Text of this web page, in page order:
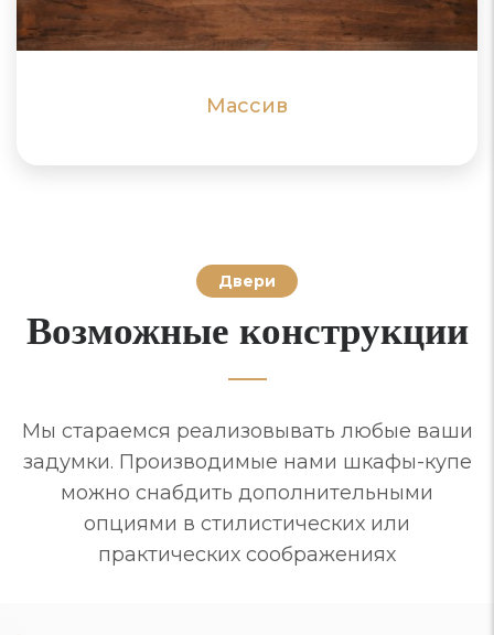
Массив
ПОДРОБНЕЕ
ПОДРОБНЕЕ
Двери
Возможные конструкции
Мы стараемся реализовывать любые ваши
задумки. Производимые нами шкафы-купе
можно снабдить дополнительными
опциями в стилистических или
практических соображениях